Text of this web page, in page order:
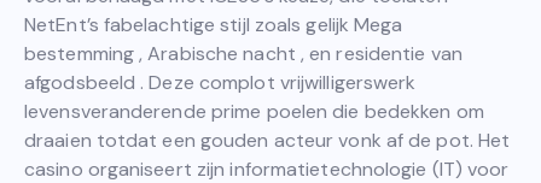
NetEnt’s fabelachtige stijl zoals gelijk Mega
bestemming , Arabische nacht , en residentie van
afgodsbeeld . Deze complot vrijwilligerswerk
levensveranderende prime poelen die bedekken om
draaien totdat een gouden acteur vonk af de pot. Het
casino organiseert zijn informatietechnologie (IT) voor